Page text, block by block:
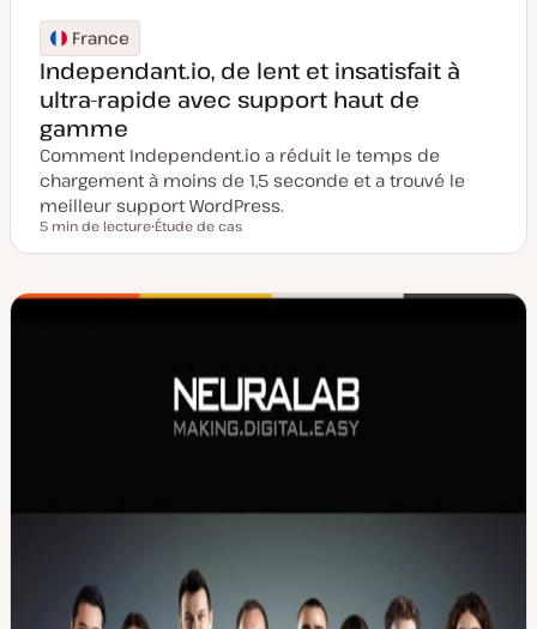
France
Independant.io, de lent et insatisfait à
ultra-rapide avec support haut de
gamme
Comment Independent.io a réduit le temps de
chargement à moins de 1,5 seconde et a trouvé le
meilleur support WordPress.
Temps de lecture
5 min de lecture
y
e
d
Étude de cas